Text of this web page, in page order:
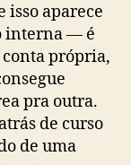
isso aparece
interna — é
conta própria,
pra outra.
de curso
de uma